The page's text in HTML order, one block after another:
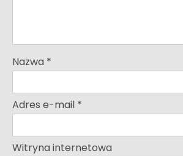
Nazwa *
Adres e-mail *
Witryna internetowa